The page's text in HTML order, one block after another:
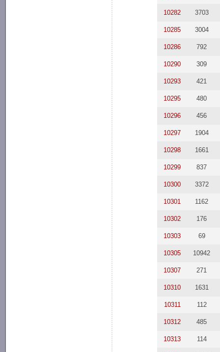
10282 3703
10285 3004
10286 792
10290 309
10293 421
10295 480
10296 456
10297 1904
10298 1661
10299 837
10300 3372
10301 1162
10302 176
10303 69
10305 10942
10307 271
10310 1631
10311 112
10312 485
10313 114